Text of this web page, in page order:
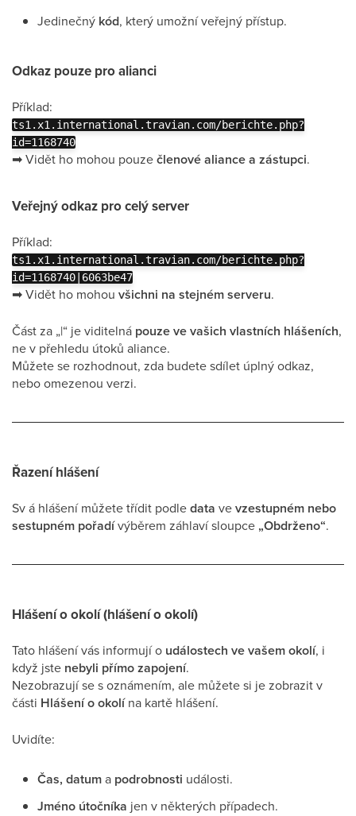
Jedinečný kód, který umožní veřejný přístup.
Odkaz pouze pro alianci
Příklad:
ts1.x1.international.travian.com/berichte.php?
id=1168740
➡Vidět ho mohou pouzečlenové aliance a zástupci.
Veřejný odkaz pro celý server
Příklad:
ts1.x1.international.travian.com/berichte.php?
id=1168740|6063be47
➡Vidět ho mohou všichni na stejném serveru.
Část za „|“ je viditelná pouze ve vašich vlastních hlášeních,
ne v přehledu útoků aliance.
Můžete se rozhodnout, zda budete sdílet úplný odkaz,
nebo omezenou verzi.
Řazení hlášení
Sv á hlášení můžete třídit podledata vevzestupném nebo
sestupném pořadívýběrem záhlaví sloupce „Obdrženo“.
Hlášení o okolí (hlášení o okolí)
Tato hlášení vás informují o událostech ve vašem okolí, i
když jste nebyli přímo zapojení.
Nezobrazují se s oznámením, ale můžete si je zobrazit v
části Hlášení o okolína kartě hlášení.
Uvidíte:
Čas, datuma podrobnosti události.
Jméno útočníka jen v některých případech.